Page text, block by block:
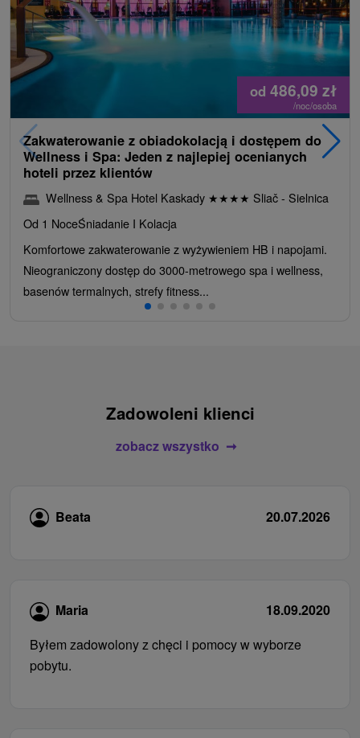
od 486,09 zł
/noc/osoba
Zakwaterowanie z obiadokolacją i dostępem do
Wellness i Spa: Jeden z najlepiej ocenianych
hoteli przez klientów
Wellness & Spa Hotel Kaskady ★★★★ Sliač - Sielnica
Od 1 NoceŚniadanie I Kolacja
Komfortowe zakwaterowanie z wyżywieniem HB i napojami.
Nieograniczony dostęp do 3000-metrowego spa i wellness,
basenów termalnych, strefy fitness...
Zadowoleni klienci
zobacz wszystko
Beata 20.07.2026
Maria
18.09.2020
Byłem zadowolony z chęci i pomocy w wyborze
pobytu.